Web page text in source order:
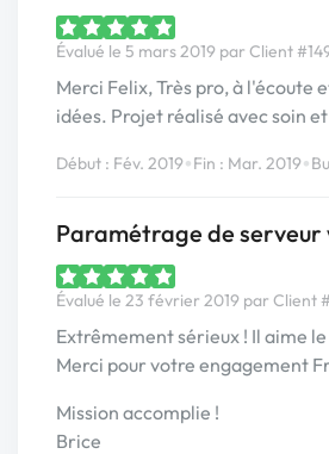
Évalué le 5 mars 2019 par Client
Merci Felix, Très pro, à l'écoute
idées. Projet réalisé avec soin
Début : Fév. 2019•Fin : Mar. 2019•
Paramétrage de serveur
Évalué le 23 février 2019 par Client
Extrêmement sérieux ! Il aime
Merci pour votre engagement
Mission accomplie !
Brice